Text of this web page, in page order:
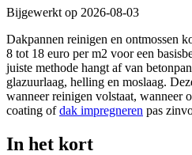
Bijgewerkt op 2026-08-03
Dakpannen reinigen en ontmossen
8 tot 18 euro per m2 voor een
juiste methode hangt af van
glazuurlaag, helling en moslaag.
wanneer reinigen volstaat, wanneer
coating ofdak impregneren pas
In het kort